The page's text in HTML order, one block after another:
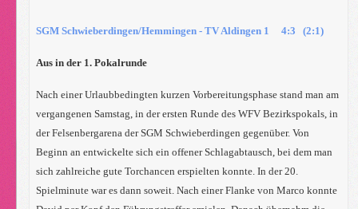
SGM Schwieberdingen/Hemmingen - TV Aldingen 1 4:3 (2:1)
Aus in der 1. Pokalrunde
Nach einer Urlaubbedingten kurzen Vorbereitungsphase stand man am
vergangenen Samstag, in der ersten Runde des WFV Bezirkspokals, in
der Felsenbergarena der SGM Schwieberdingen gegenüber. Von
Beginn an entwickelte sich ein offener Schlagabtausch, bei dem man
sich zahlreiche gute Torchancen erspielten konnte. In der 20.
Spielminute war es dann soweit. Nach einer Flanke von Marco konnte